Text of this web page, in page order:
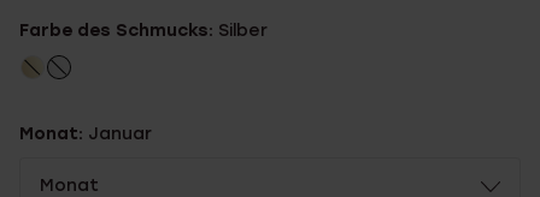
Farbe des Schmucks: Silber
Monat: Januar
Monat